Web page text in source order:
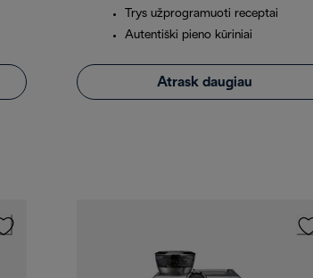
Trys užprogramuoti receptai
Autentiški pieno kūriniai
Atrask daugiau